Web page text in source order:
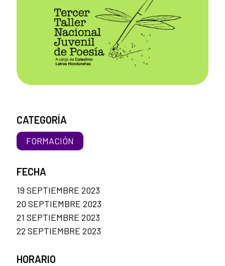
CATEGORÍA
FORMACIÓN
FECHA
19 SEPTIEMBRE 2023
20 SEPTIEMBRE 2023
21 SEPTIEMBRE 2023
22 SEPTIEMBRE 2023
HORARIO